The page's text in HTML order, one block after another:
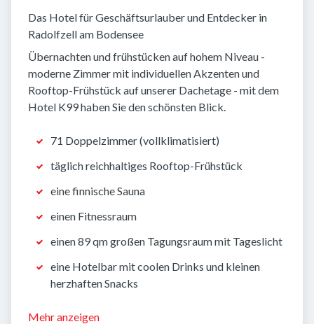
Das Hotel für Geschäftsurlauber und Entdecker in
Radolfzell am Bodensee
Übernachten und frühstücken auf hohem Niveau -
moderne Zimmer mit individuellen Akzenten und
Rooftop-Frühstück auf unserer Dachetage - mit dem
Hotel K99 haben Sie den schönsten Blick.
71 Doppelzimmer (vollklimatisiert)
täglich reichhaltiges Rooftop-Frühstück
eine finnische Sauna
einen Fitnessraum
einen 89 qm großen Tagungsraum mit Tageslicht
eine Hotelbar mit coolen Drinks und kleinen
herzhaften Snacks
Mehr anzeigen